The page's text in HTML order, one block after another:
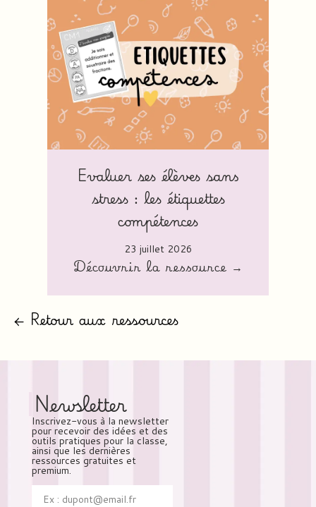
Evaluer ses élèves sans
stress : les étiquettes
compétences
23 juillet 2026
Découvrir la ressource →
← Retour aux ressources
Newsletter
Inscrivez-vous à la newsletter
pour recevoir des idées et des
outils pratiques pour la classe,
ainsi que les dernières
ressources gratuites et
premium.